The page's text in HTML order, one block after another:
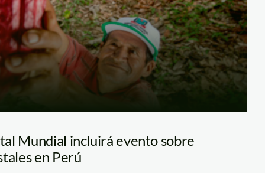
Mundial incluirá evento sobre
en Perú